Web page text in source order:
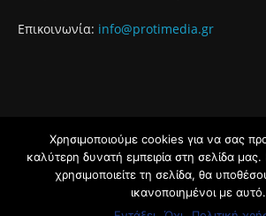
Επικοινωνία: info@protimedia.gr
© Developed by
Πολιτική Απορρήτου
Χρησιμοποιούμε cookies για να σας
καλύτερη δυνατή εμπειρία στη σελίδα
χρησιμοποιείτε τη σελίδα, θα
ικανοποιημένοι με αυτό.